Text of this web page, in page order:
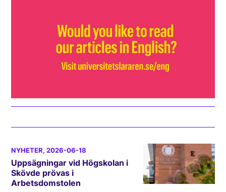
NYHETER, 2026-06-18
Uppsägningar vid Högskolan i
Skövde prövas i
Arbetsdomstolen